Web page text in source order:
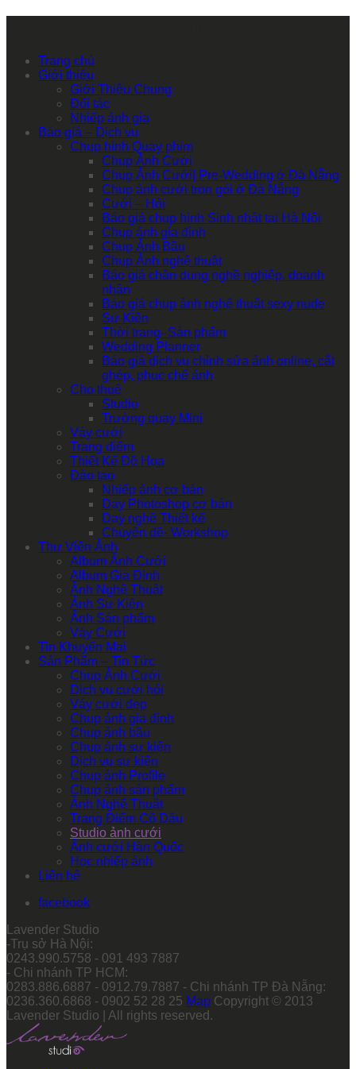
Trang chủ
Giới thiệu
Giới Thiệu Chung
Đối tác
Nhiếp ảnh gia
Báo giá – Dịch vụ
Chụp hình Quay phim
Chụp Ảnh Cưới
Chụp Ảnh Cưới| Pre-Wedding ở Đà Nẵng
Chụp ảnh cưới trọn gói ở Đà Nẵng
Cưới – Hỏi
Báo giá chụp hình Sinh nhật tại Hà Nội
Chụp ảnh gia đình
Chụp Ảnh Bầu
Chụp Ảnh nghệ thuật
Báo giá chân dung nghề nghiệp, doanh
nhân
Báo giá chụp ảnh nghệ thuật sexy nude
Sự Kiện
Thời trang- Sản phẩm
Wedding Planner
Báo giá dịch vụ chỉnh sửa ảnh online, cắt
ghép, phục chế ảnh
Cho thuê
Studio
Trường quay Mini
Váy cưới
Trang điểm
Thiết Kế Đồ Họa
Đào tạo
Nhiếp ảnh cơ bản
Dạy Photoshop cơ bản
Dạy nghề Thiết kế
Chuyên đề- Workshop
Thư Viện Ảnh
Album Ảnh Cưới
Album Gia Đình
Ảnh Nghệ Thuật
Ảnh Sự Kiện
Ảnh Sản phẩm
Váy Cưới
Tin Khuyến Mại
Sản Phẩm – Tin Tức
Chụp Ảnh Cưới
Dịch vụ cưới hỏi
Váy cưới đẹp
Chụp ảnh gia đình
Chụp ảnh bầu
Chụp ảnh sự kiện
Dịch vụ sự kiện
Chụp ảnh Profile
Chụp ảnh sản phẩm
Ảnh Nghệ Thuật
Trang Điểm Cô Dâu
Studio ảnh cưới
Ảnh cưới Hàn Quốc
Học nhiếp ảnh
Liên hệ
facebook
Lavender Studio
-Trụ sở Hà Nội:
0243.990.5758 - 091 493 7887
- Chi nhánh TP HCM:
0283.886.6887 - 0912.79.7887 - Chi nhánh TP Đà Nẵng:
0236.360.6868 - 0902 52 28 25 Map Copyright © 2013
Lavender Studio | All rights reserved.